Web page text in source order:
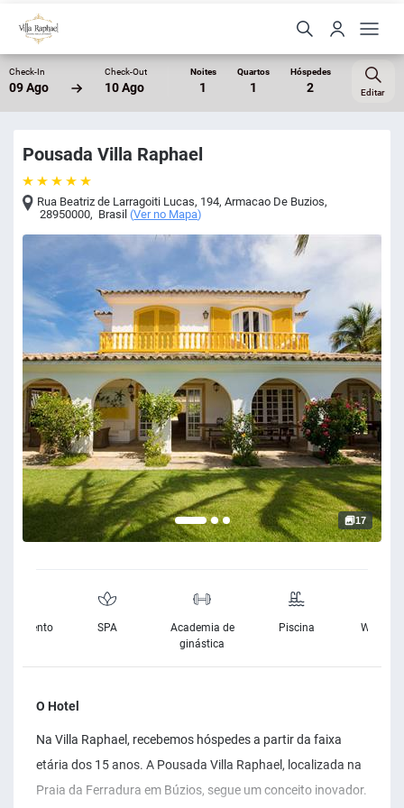
Check-In
09 Ago
Check-Out
10 Ago
Noites
1
Quartos
1
Hóspedes
2 Editar
Pousada Villa Raphael
Rua Beatriz de Larragoiti Lucas, 194,Armacao De Buzios,
28950000, Brasil (Ver no Mapa)
17
SPA
Academia de
ginástica
Piscina Wifi
O Hotel
Na Villa Raphael, recebemos hóspedes a partir da faixa
etária dos 15 anos. A Pousada Villa Raphael, localizada na
Praia da Ferradura em Búzios, segue um conceito inovador.